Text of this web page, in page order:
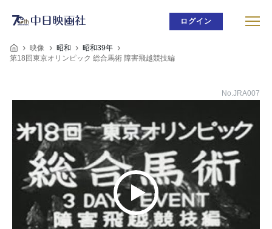
ログイン
映像 昭和
昭和39年
第18回東京オリンピック 総合馬術 障害飛越競技編
No.JRA007